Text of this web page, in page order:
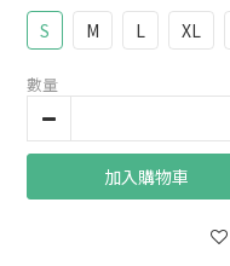
S M L XL
數量
加入購物車